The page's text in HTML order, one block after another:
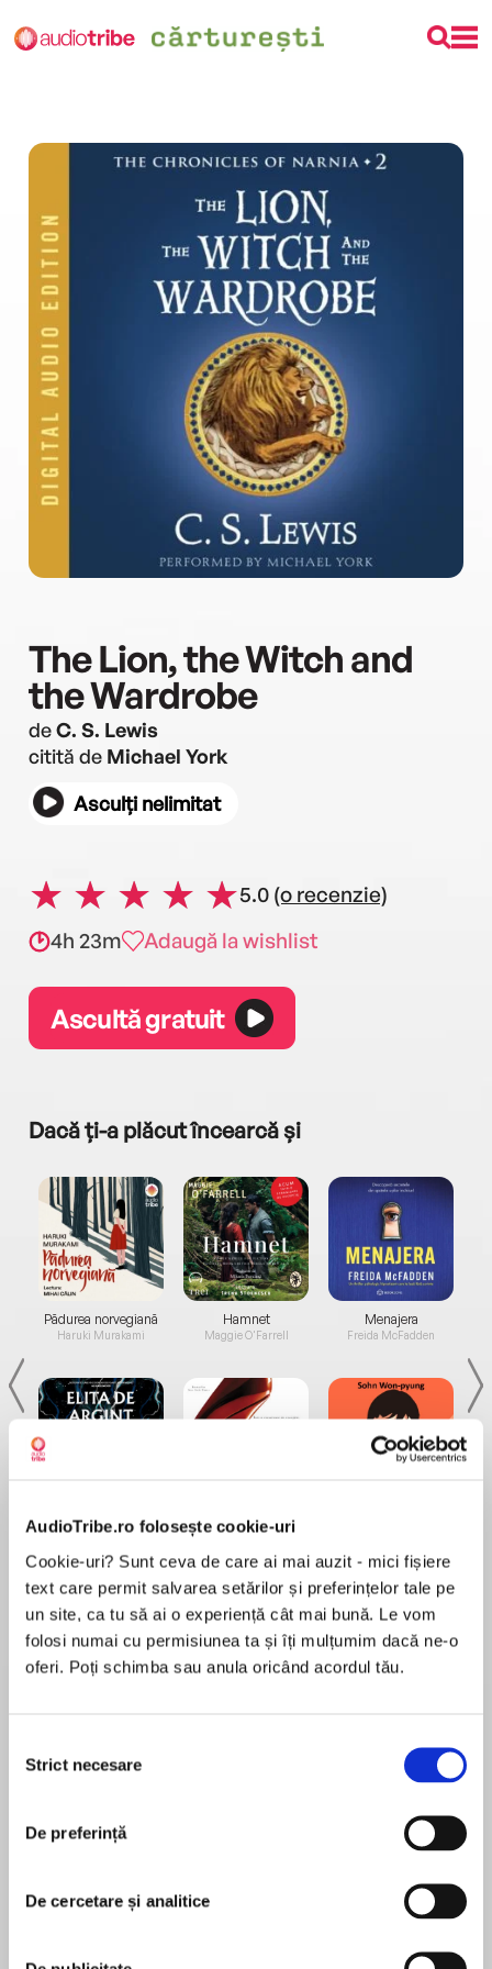
AudioTribe.ro folosește cookie-uri
Cookie-uri? Sunt ceva de care ai mai auzit - mici fișiere
text care permit salvarea setărilor și preferințelor tale pe
un site, ca tu să ai o experiență cât mai bună. Le vom
folosi numai cu permisiunea ta și îți mulțumim dacă ne-o
oferi. Poți schimba sau anula oricând acordul tău.
consimțământului
Strict necesare
De preferință
De cercetare și analitice
The Lion, the Witch and
the Wardrobe
deC. S. Lewis
citită de Michael York
Asculți nelimitat
5.0 (o recenzie)
4h 23m
Adaugă la wishlist
Ascultă gratuit
Dacă ți-a plăcut încearcă și
Pădurea norvegiană
Haruki Murakami
Elita de Argint (Elita
de...
Dani Francis
Hamnet
Maggie O'Farrell
Diavolul se îmbracă de
la...
Lauren Weisberger
Menajera
Freida McFadden
Desprecarte
Read.
Edmund, and Lucy Pevensie—step through a
wardrobe door and into the land of Narnia, a
land frozen in eternal winter and enslaved by
the power of the White Witch. But when almost
MAI MULT
pentru această carte